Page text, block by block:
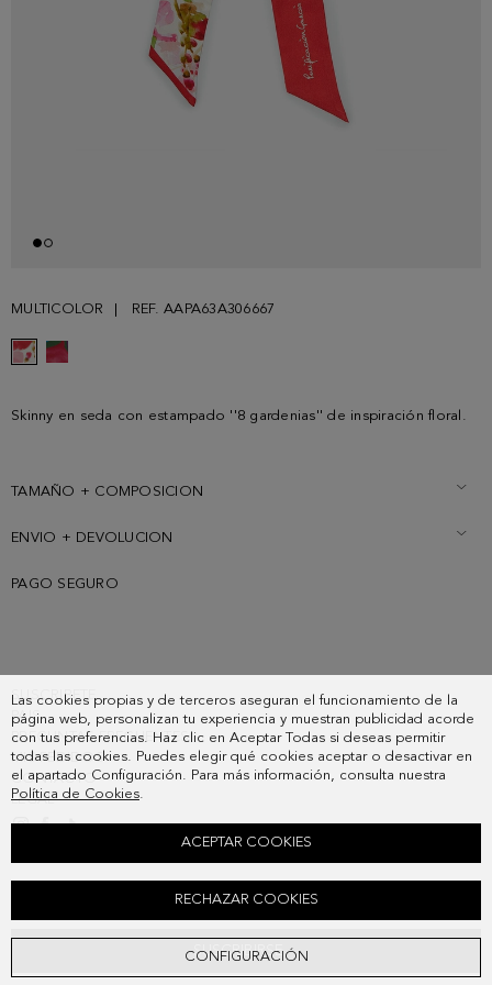
Las cookies propias y de terceros aseguran el funcionamiento de la
página web, personalizan tu experiencia y muestran publicidad acorde
con tus preferencias. Haz clic en Aceptar Todas si deseas permitir
todas las cookies. Puedes elegir qué cookies aceptar o desactivar en
el apartado Configuración. Para más información, consulta nuestra
Política de Cookies.
CONFIGURACIÓN
RECHAZAR COOKIES
ACEPTAR COOKIES
MULTICOLOR REF. AAPA63A306667
SUSCRIBIRSE
Skinny en seda con estampado ''8 gardenias'' de inspiración floral.
TAMAÑO + COMPOSICION
ENVIO + DEVOLUCION
PAGO SEGURO
SUSCRIBETE
PAIS
PREGUNTAS FRECUENTES
MIS PEDIDOS
CONTACTO
LEGAL